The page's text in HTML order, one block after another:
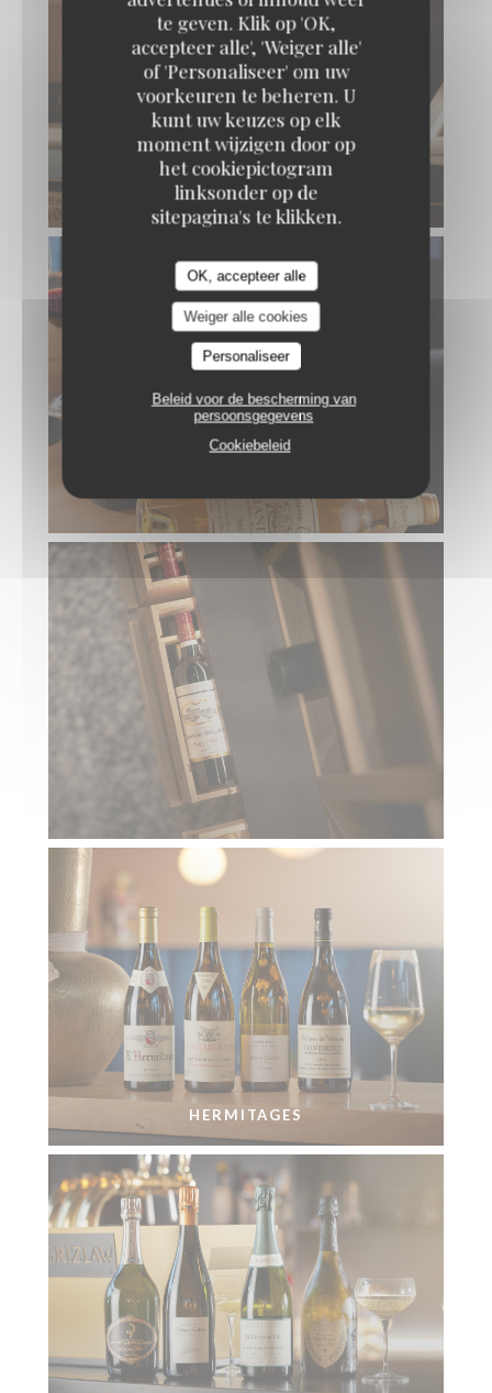
te geven. Klik op 'OK,
accepteer alle', 'Weiger alle'
of 'Personaliseer' om uw
voorkeuren te beheren. U
kunt uw keuzes op elk
moment wijzigen door op
het cookiepictogram
linksonder op de
sitepagina's te klikken.
OK, accepteer alle
Weiger alle cookies
Personaliseer
Beleid voor de bescherming van
persoonsgegevens
Cookiebeleid
HERMITAGES